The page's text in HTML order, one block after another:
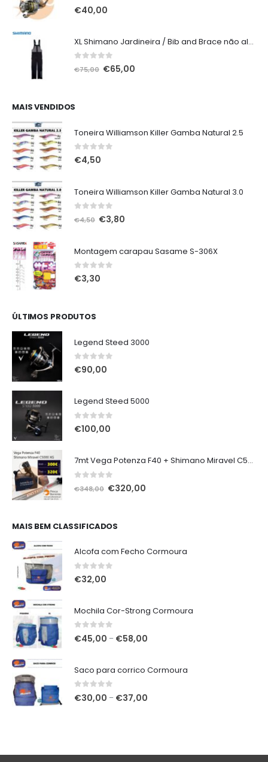
0out of 5
€40,00
XL Shimano Jardineira / Bib and Brace não alcochoada preta
out of 5
€75,00 O
€65,00
MAIS VENDIDOS
Toneira Williamson Killer Gamba Natural 2.5
0out of 5
€4,50
Toneira Williamson Killer Gamba Natural 3.0
out of 5
€4,50 O
era:
€4,50.
€3,80
é:
Montagem carapau Sasame S-306X
0out of 5
€3,30
ÚLTIMOS PRODUTOS
Legend Steed 3000
0out of 5
€90,00
Legend Steed 5000
0out of 5
€100,00
7mt Vega Potenza F40 + Shimano Miravel C5000 XG
€348,00 O
era:
€320,00
MAIS BEM CLASSIFICADOS
Alcofa com Fecho Cormoura
0out of 5
€32,00
Mochila Cor-Strong Cormoura
0out of 5
€45,00 – €58,00
through
Saco para corrico Cormoura
0out of 5
€30,00 – €37,00